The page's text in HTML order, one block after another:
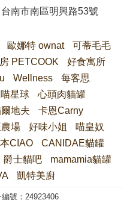
台南市南區明興路53號
歐娜特 ownat
可蒂毛毛
PETCOOK
好食寓所
Wellness
每客思
星球
心頭肉貓罐
地夫
卡恩Carny
場 好味小姐
喵皇奴
CIAO
CANIDAE貓罐
爵士貓吧
mamamia貓罐
凱特美廚
號：24923406